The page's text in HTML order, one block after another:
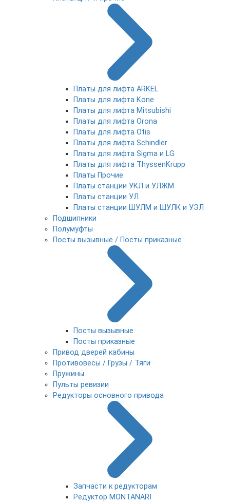
Платы для лифта ARKEL
Платы для лифта Kone
Платы для лифта Mitsubishi
Платы для лифта Orona
Платы для лифта Otis
Платы для лифта Schindler
Платы для лифта Sigma и LG
Платы для лифта ThyssenKrupp
Платы Прочие
Платы станции УКЛ и УЛЖМ
Платы станции УЛ
Платы станции ШУЛМ и ШУЛК и УЭЛ
Подшипники
Полумуфты
Посты вызывные / Посты приказные
Посты вызывные
Посты приказные
Привод дверей кабины
Противовесы / Грузы / Тяги
Пружины
Пульты ревизии
Редукторы основного привода
Запчасти к редукторам
Редуктор MONTANARI